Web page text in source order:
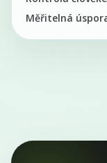
Měřitelná